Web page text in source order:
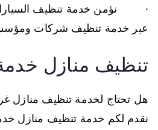
· نؤمن خدمة تنظيف
عبر خدمة تنظيف شركات
تنظيف منازل خدمة 24
هل تحتاج لخدمة تنظيف